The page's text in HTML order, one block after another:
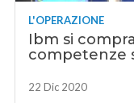
L'OPERAZIONE
Ibm si
competenze
22 Dic 2020